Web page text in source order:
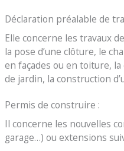
Déclaration préalable de
Elle concerne les travaux
la pose d’une clôture, le
en façades ou en toiture,
de jardin, la construction
Permis de construire :
Il concerne les nouvelles
garage…) ou extensions